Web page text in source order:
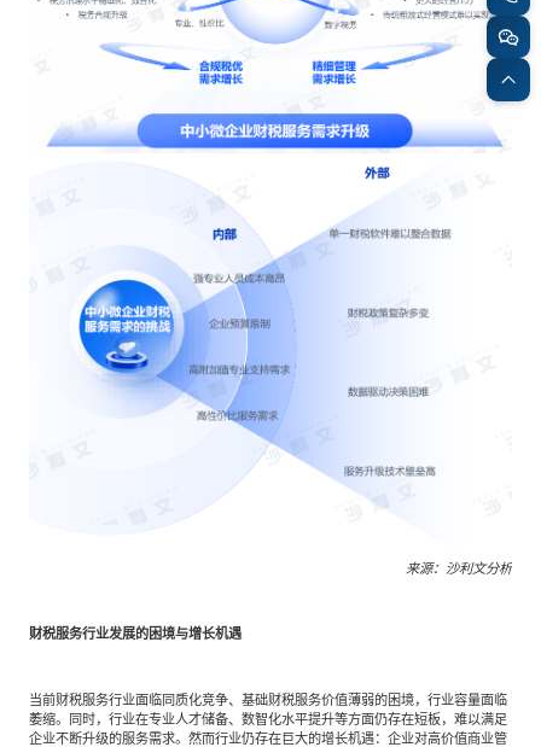
来源：沙利文分析
财税服务行业发展的困境与增长机遇
当前财税服务行业面临同质化竞争、基础财税服务价值薄弱的困境，行业容量面临
萎缩。同时，行业在专业人才储备、数智化水平提升等方面仍存在短板，难以满足
企业不断升级的服务需求。然而行业仍存在巨大的增长机遇：企业对高价值商业管